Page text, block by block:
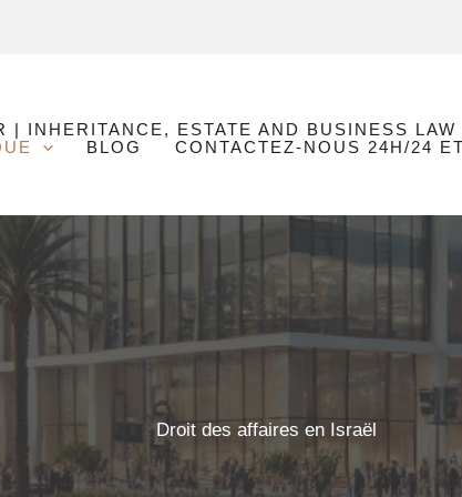
| INHERITANCE, ESTATE AND BUSINESS LAW
BLOG CONTACTEZ-NOUS 24H/24
Droit des affaires en Israël